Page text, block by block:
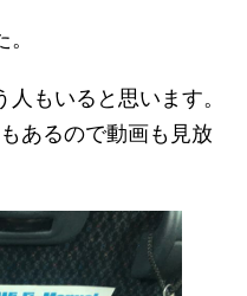
もいると思います。
あるので動画も見放